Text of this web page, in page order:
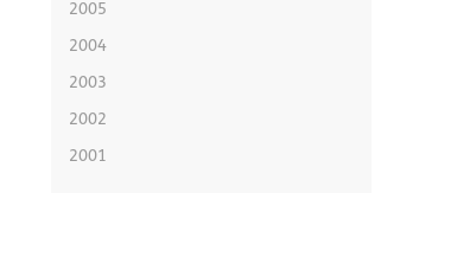
2005
2004
2003
2002
2001